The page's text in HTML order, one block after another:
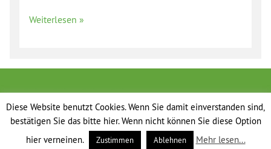
Weiterlesen »
Diese Website benutzt Cookies. Wenn Sie damit einverstanden sind,
bestätigen Sie das bitte hier. Wenn nicht können Sie diese Option
hier verneinen.
Zustimmen Ablehnen Mehr lesen...